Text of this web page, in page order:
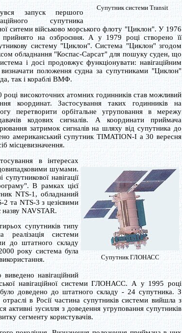
Супутник системи Transit
запуск першого
супутника
ситеми військово морського флоту "Циклон". У 1976
на озброєння. А у 1979 році створено її
систему "Циклон". Система "Циклон" згодом
обладнання "Коспас-Сарсат" для пошуку суден, що
і досі продовжує функціонувати: навігаційним
положення судна за супутниками "Циклон"
так і кораблі ВМФ.
році високоточних атомних годинників став можливий
координат. Застосування таких годинників на
перетворити орбітальне угруповання в мережу
кодових сигналів. А координати приймача
затримок сигналів на шляху від супутника до
американський супутник TIMATION-I а 30 вересня
місцевизначення.
Супутник ГЛОНАСС
в інтересах
шумами.
навігації
В рамках цієї
NTS-1, обладнаний
2 та NTS-3 з цезієвими
NAVSTAR.
супутників типу
реалізація системи
до штатного складу
року система була
навігаційний
навігаційної системи ГЛОНАСС. А у 1995 році
доведено до штатного складу - 24 супутника. З
в Росії частина супутників системи вийшла з
активні зусилля з доведення угруповання супутників
сегменту користувачів.